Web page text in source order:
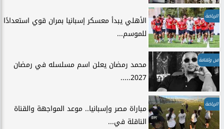
الرياضة
الأهلي يبدأ معسكر إسبانيا بمران قوي استعدادًا
للموسم...
فن وثقافة
محمد رمضان يعلن اسم مسلسله في رمضان
2027.....
الرياضة
مباراة مصر وإسبانيا.. موعد المواجهة والقناة
الناقلة في...